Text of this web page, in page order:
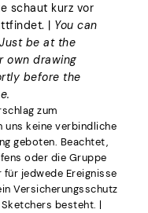
schaut kurz vor
| You can
be at the
own drawing
before the
zum
uns keine verbindliche
geboten. Beachtet,
oder die Gruppe
jedwede Ereignisse
Versicherungsschutz
besteht. |